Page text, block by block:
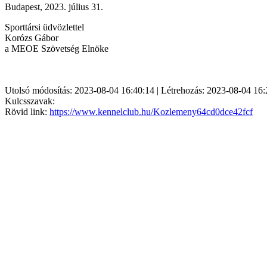
Budapest, 2023. július 31.
Sporttársi üdvözlettel
Korózs Gábor
a MEOE Szövetség Elnöke
Utolsó módosítás: 2023-08-04 16:40:14 | Létrehozás: 2023-08-04
Kulcsszavak:
Rövid link: https://www.kennelclub.hu/Kozlemeny64cd0dce42fcf